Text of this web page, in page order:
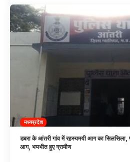
मध्यप्रदेश
डबरा के आंतरी गांव में रहस्यमयी आग का सिलसिला,
आग, भयभीत हुए ग्रामीण